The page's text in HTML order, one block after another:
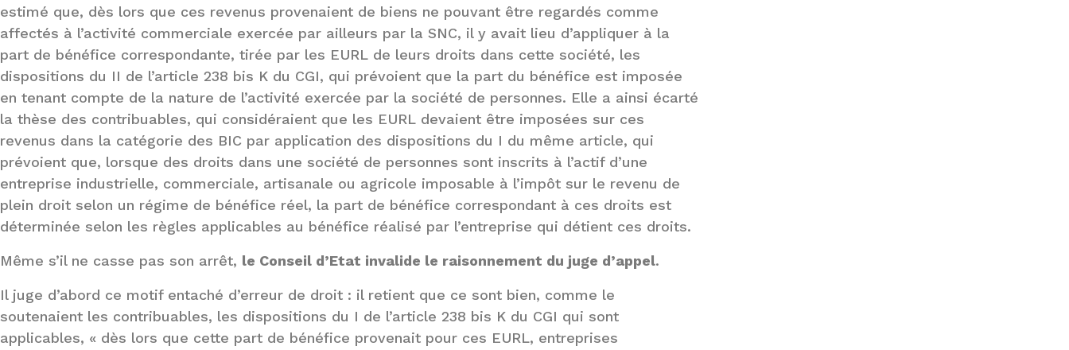
estimé que, dès lors que ces revenus provenaient de biens ne pouvant être regardés comme
affectés à l’activité commerciale exercée par ailleurs par la SNC, il y avait lieu d’appliquer à la
part de bénéfice correspondante, tirée par les EURL de leurs droits dans cette société, les
dispositions du II de l’article 238 bis K du CGI, qui prévoient que la part du bénéfice est imposée
en tenant compte de la nature de l’activité exercée par la société de personnes. Elle a ainsi écarté
la thèse des contribuables, qui considéraient que les EURL devaient être imposées sur ces
revenus dans la catégorie des BIC par application des dispositions du I du même article, qui
prévoient que, lorsque des droits dans une société de personnes sont inscrits à l’actif d’une
entreprise industrielle, commerciale, artisanale ou agricole imposable à l’impôt sur le revenu de
plein droit selon un régime de bénéfice réel, la part de bénéfice correspondant à ces droits est
déterminée selon les règles applicables au bénéfice réalisé par l’entreprise qui détient ces droits.
Même s’il ne casse pas son arrêt, le Conseil d’Etat invalide le raisonnement du juge d’appel.
Il juge d’abord ce motif entaché d’erreur de droit : il retient que ce sont bien, comme le
soutenaient les contribuables, les dispositions du I de l’article 238 bis K du CGI qui sont
applicables, « dès lors que cette part de bénéfice provenait pour ces EURL, entreprises